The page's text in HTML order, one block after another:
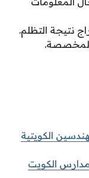
نتيجة التظلم.
المخصصة.
الكويتية
الكويت